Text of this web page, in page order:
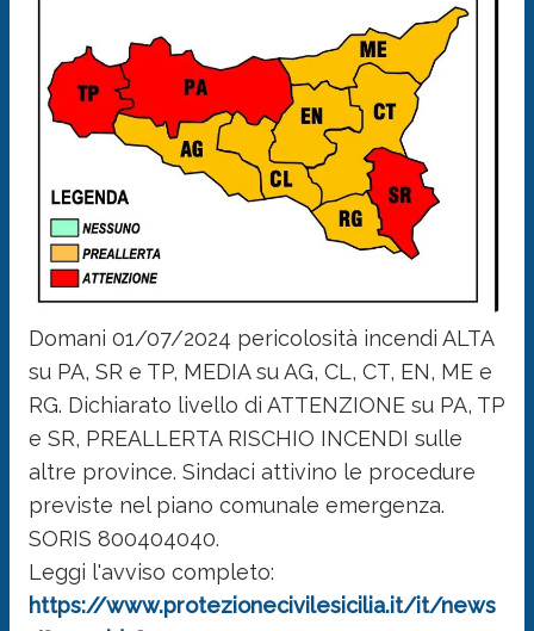
Domani 01/07/2024 pericolosità incendi ALTA
su PA, SR e TP, MEDIA su AG, CL, CT, EN, ME e
RG. Dichiarato livello di ATTENZIONE su PA, TP
e SR, PREALLERTA RISCHIO INCENDI sulle
altre province. Sindaci attivino le procedure
previste nel piano comunale emergenza.
SORIS 800404040.
Leggi l'avviso completo:
https://www.protezionecivilesicilia.it/it/news